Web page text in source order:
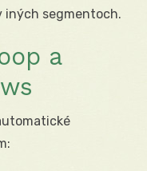
iných segmentoch.
a